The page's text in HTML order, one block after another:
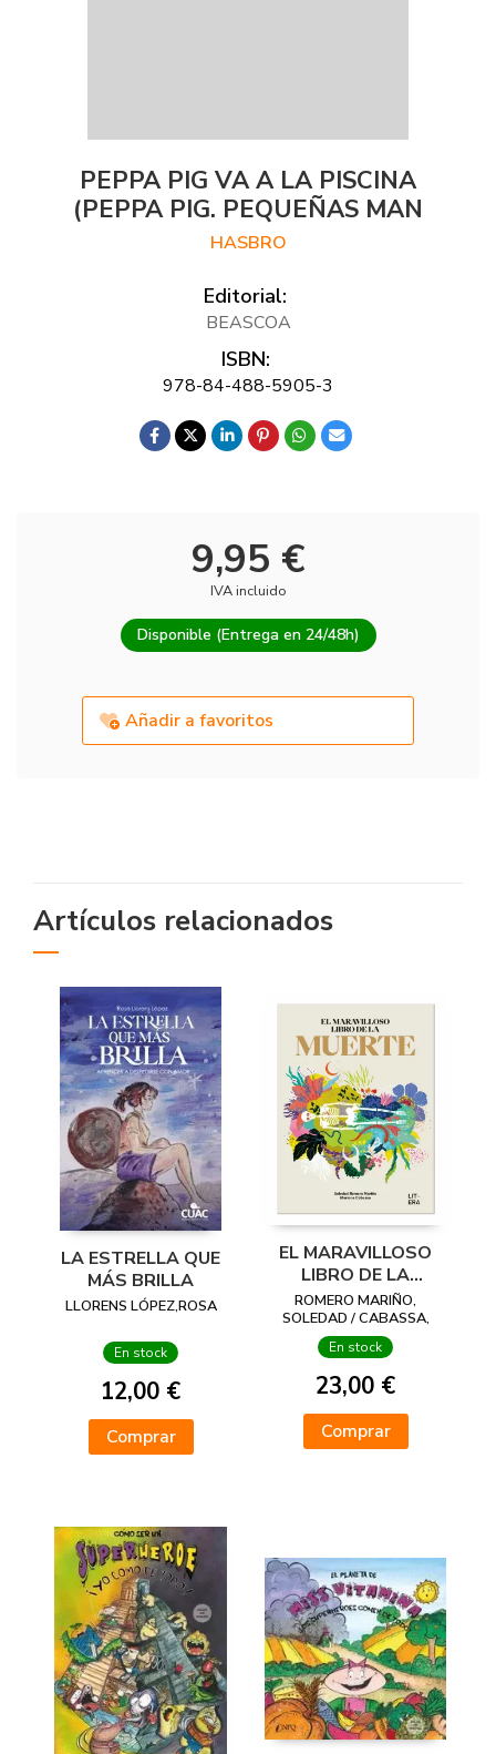
PEPPA PIG VA A LA PISCINA
(PEPPA PIG. PEQUEÑAS MAN
HASBRO
Editorial:
BEASCOA
ISBN:
978-84-488-5905-3
9,95 €
IVA incluido
Disponible (Entrega en 24/48h)
Añadir a favoritos
Artículos relacionados
LA ESTRELLA QUE
MÁS BRILLA
LLORENS LÓPEZ,ROSA
En stock
12,00 €
Comprar
EL MARAVILLOSO
LIBRO DE LA
MUERTE
ROMERO MARIÑO,
SOLEDAD / CABASSA,
MARIONA
En stock
23,00 €
Comprar